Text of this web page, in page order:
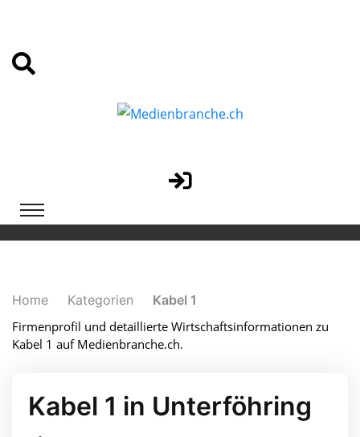
Home Kategorien
Kabel 1
Firmenprofil und detaillierte Wirtschaftsinformationen zu
Kabel 1 auf Medienbranche.ch.
Kabel 1 in Unterföhring